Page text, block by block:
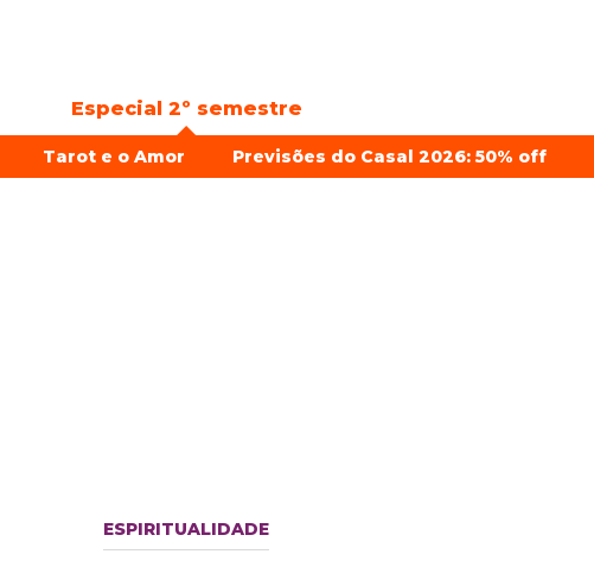
Especial 2º semestre
Tarot e o Amor Previsões do Casal 2026: 50% off
ESPIRITUALIDADE